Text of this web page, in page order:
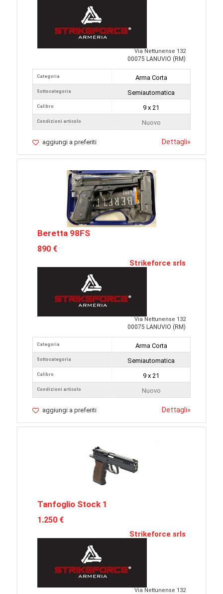
Via Nettunense 132
00075 LANUVIO (RM)
Categoria
Sottocategoria
Calibro
Condizioni articolo
Arma Corta
Semiautomatica
9 x 21
Nuovo
aggiungi a preferiti Dettagli»
Beretta 98FS
890 €
Strikeforce srls
Via Nettunense 132
00075 LANUVIO (RM)
Categoria
Sottocategoria
Calibro
Condizioni articolo
Arma Corta
Semiautomatica
9 x 21
Nuovo
aggiungi a preferiti Dettagli»
Tanfoglio Stock 1
1.250 €
Strikeforce srls
Via Nettunense 132